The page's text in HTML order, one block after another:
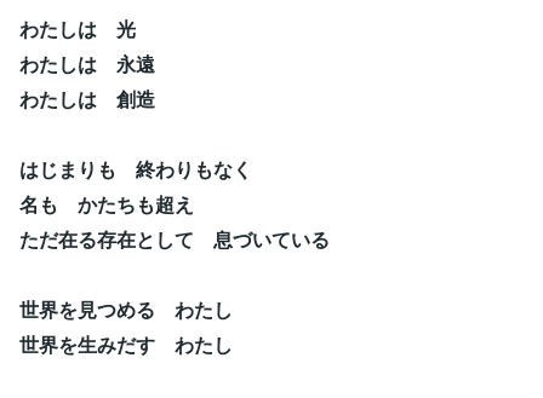
わたしは 光
わたしは 永遠
わたしは 創造
はじまりも 終わりもなく
名も かたちも超え
ただ在る存在として 息づいている
世界を見つめる わたし
世界を生みだす わたし